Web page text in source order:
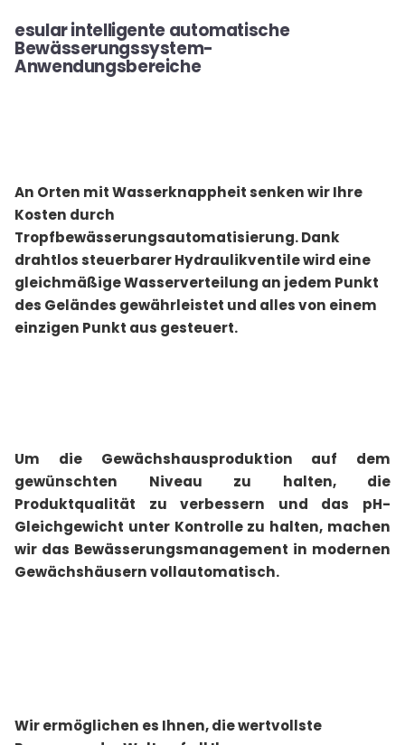
esular intelligente automatische
Bewässerungssystem-
Anwendungsbereiche
An Orten mit Wasserknappheit senken wir Ihre
Kosten durch
Tropfbewässerungsautomatisierung. Dank
drahtlos steuerbarer Hydraulikventile wird eine
gleichmäßige Wasserverteilung an jedem Punkt
des Geländes gewährleistet und alles von einem
einzigen Punkt aus gesteuert.
Um die Gewächshausproduktion auf dem
gewünschten Niveau zu halten, die
Produktqualität zu verbessern und das pH-
Gleichgewicht unter Kontrolle zu halten, machen
wir das Bewässerungsmanagement in modernen
Gewächshäusern vollautomatisch.
Wir ermöglichen es Ihnen, die wertvollste